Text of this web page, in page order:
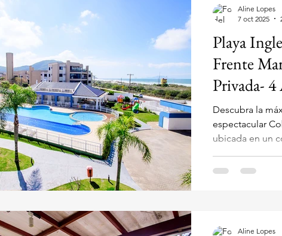
Playa
Frente
Privada- 4
Descubra la
espectacular Cobertura
ubicada en un
Gaivotas 1709
Mar con Piscina
Aline Lopes
7 oct 2025
Aline Lopes